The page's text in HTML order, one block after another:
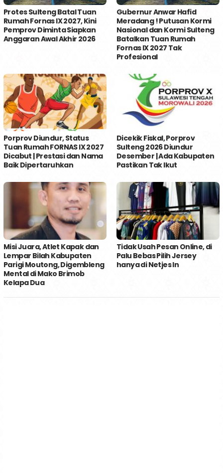
Protes Sulteng Batal Tuan
Rumah Fornas IX 2027, Kini
Pemprov Diminta Siapkan
Anggaran Awal Akhir 2026
Gubernur Anwar Hafid
Meradang ! Putusan Kormi
Nasional dan Kormi Sulteng
Batalkan Tuan Rumah
Fornas IX 2027 Tak
Profesional
Porprov Diundur, Status
Tuan Rumah FORNAS IX 2027
Dicabut | Prestasi dan Nama
Baik Dipertaruhkan
Dicekik Fiskal, Porprov
Sulteng 2026 Diundur
Desember | Ada Kabupaten
Pastikan Tak Ikut
Misi Juara, Atlet Kapak dan
Lempar Bilah Kabupaten
Parigi Moutong, Digembleng
Mental di Mako Brimob
Kelapa Dua
Tidak Usah Pesan Online, di
Palu Bebas Pilih Jersey
hanya di Netjes In